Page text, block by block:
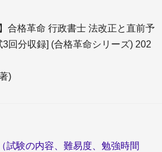
合格革命 行政書士 法改正と直前予
回分収録] (合格革命シリーズ) 202
)
試験の内容、難易度、勉強時間